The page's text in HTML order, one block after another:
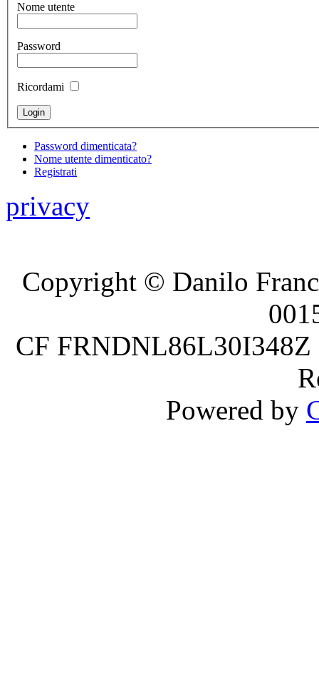
Nome utente
Password
Ricordami
Password dimenticata?
Nome utente dimenticato?
Registrati
privacy
Copyright © Danilo
CF
Powered by